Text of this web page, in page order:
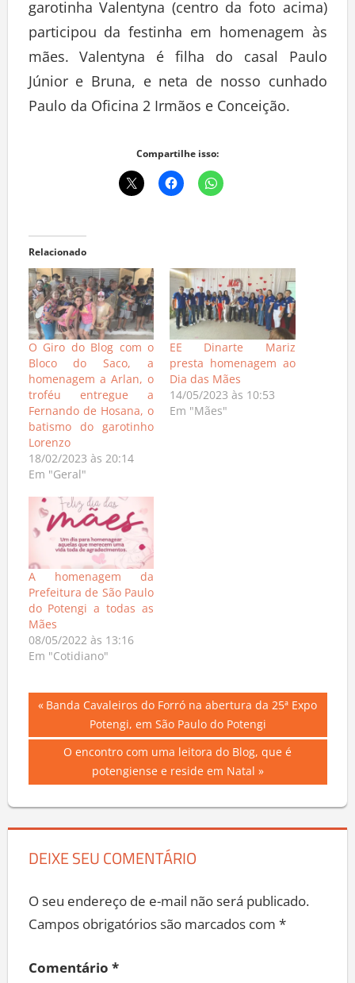
garotinha Valentyna (centro da foto acima)
participou da festinha em homenagem às
mães. Valentyna é filha do casal Paulo
Júnior e Bruna, e neta de nosso cunhado
Paulo da Oficina 2 Irmãos e Conceição.
Compartilhe isso:
Relacionado
O Giro do Blog com o
Bloco do Saco, a
homenagem a Arlan, o
troféu entregue a
Fernando de Hosana, o
batismo do garotinho
Lorenzo
18/02/2023 às 20:14
Em "Geral"
EE Dinarte Mariz
presta homenagem ao
Dia das Mães
14/05/2023 às 10:53
Em "Mães"
A homenagem da
Prefeitura de São Paulo
do Potengi a todas as
Mães
08/05/2022 às 13:16
Em "Cotidiano"
Navegação
de
Previous
Banda Cavaleiros do Forró na abertura da 25ª Expo
Potengi, em São Paulo do Potengi
Next
O encontro com uma leitora do Blog, que é
potengiense e reside em Natal
DEIXE SEU COMENTÁRIO
O seu endereço de e-mail não será publicado.
Campos obrigatórios são marcados com *
Comentário *